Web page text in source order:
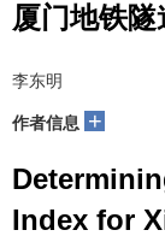
厦门地铁
李东明
作者信息 +
Index for